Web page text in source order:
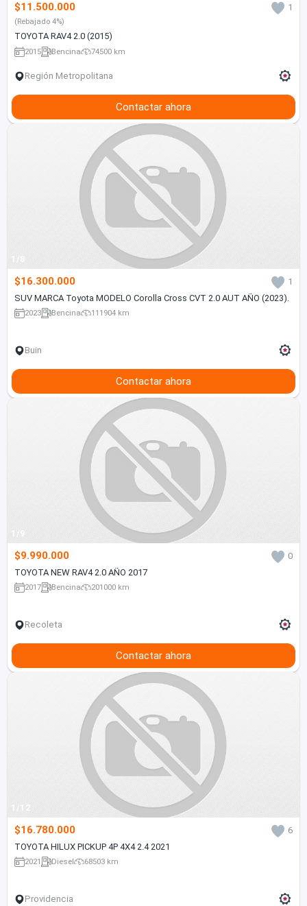
$11.500.000 1
(Rebajado 4%)
TOYOTA RAV4 2.0 (2015)
2015 Bencina 74500 km
Región Metropolitana
Contactar ahora
1/8
$16.300.000
1
SUV MARCA Toyota MODELO Corolla Cross CVT 2.0 AUT AÑO (2023).
2023 Bencina 111904 km
Buin
Contactar ahora
1/9
$9.990.000
0
TOYOTA NEW RAV4 2.0 AÑO 2017
2017 Bencina 201000 km
Recoleta
Contactar ahora
1/12
$16.780.000
6
TOYOTA HILUX PICKUP 4P 4X4 2.4 2021
2021 Diesel 68503 km
Providencia